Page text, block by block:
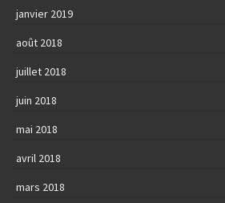
janvier 2019
août 2018
juillet 2018
juin 2018
mai 2018
avril 2018
mars 2018